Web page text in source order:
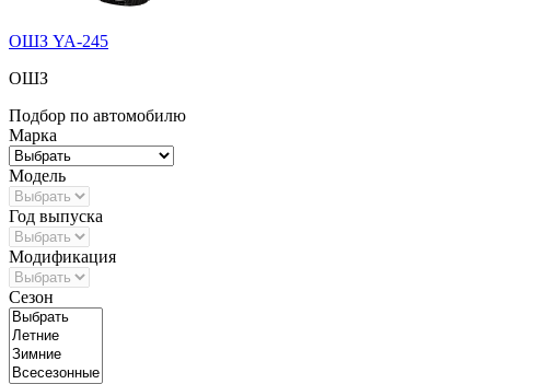
ОШЗ YA-245
ОШЗ
Подбор по автомобилю
Марка
Модель
Год выпуска
Модификация
Сезон